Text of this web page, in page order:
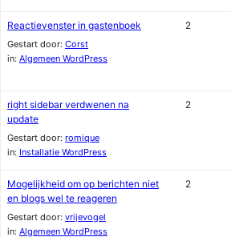
Reactievenster in gastenboek
Gestart door: Corst
in: Algemeen WordPress
2
right sidebar verdwenen na
update
Gestart door: romique
in: Installatie WordPress
2
Mogelijkheid om op berichten niet
en blogs wel te reageren
Gestart door: vrijevogel
in: Algemeen WordPress
2